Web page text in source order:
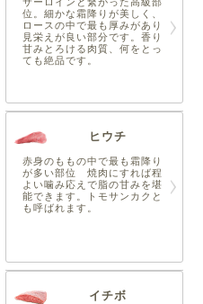
位。細かな霜降りが美しく、
ロースの中で最も厚みがあり
見栄えが良い部分です。香り
甘みとろける肉質、何をとっ
ても絶品です。
ヒウチ
赤身のももの中で最も霜降り
が多い部位 焼肉にすれば程
よい噛み応えで脂の甘みを堪
能できます。トモサンカクと
も呼ばれます。
イチボ